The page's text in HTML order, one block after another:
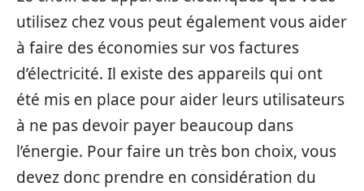
utilisez chez vous peut également vous aider
à faire des économies sur vos factures
d’électricité. Il existe des appareils qui ont
été mis en place pour aider leurs utilisateurs
à ne pas devoir payer beaucoup dans
l’énergie. Pour faire un très bon choix, vous
devez donc prendre en considération du